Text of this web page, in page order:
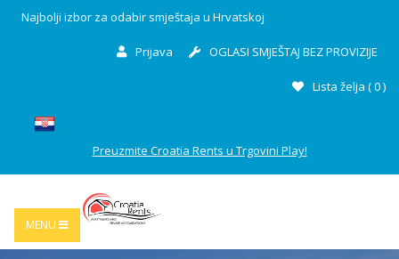
Najbolji izbor za odabir smještaja u Hrvatskoj
Prijava OGLASI SMJEŠTAJ BEZ PROVIZIJE
Lista želja (0)
Preuzmite Croatia Rents u Trgovini Play!
MENU